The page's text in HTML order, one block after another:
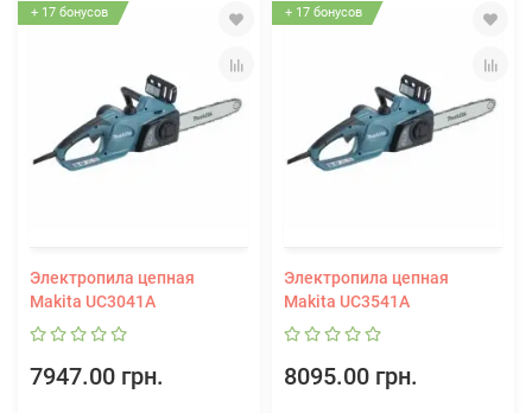
+ 17 бонусов
Электропила цепная
Makita UC3041A
7947.00 грн.
+ 17 бонусов
Электропила цепная
Makita UC3541A
8095.00 грн.